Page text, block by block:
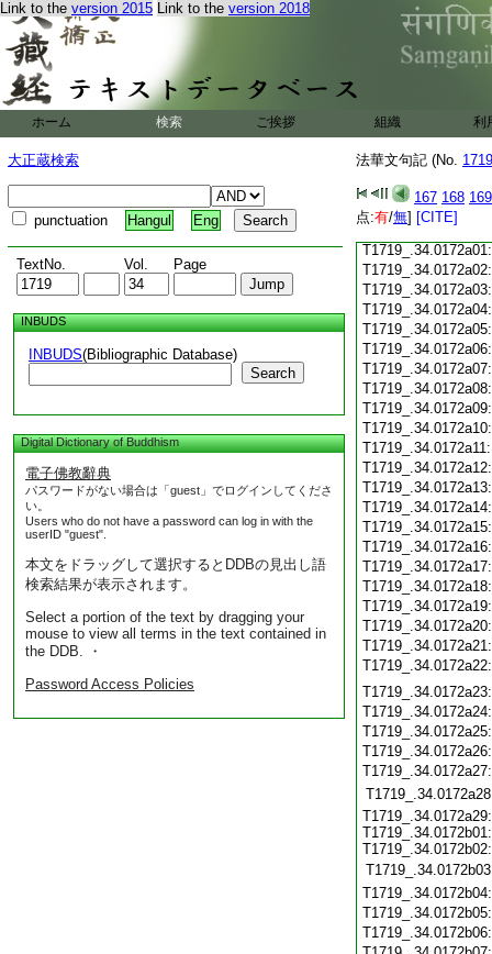
Link to the version 2015 Link to the version 2018
ホーム 検索 ご挨拶 組織 利
大正蔵検索
punctuation Hangul Eng
TextNo. Vol. Page
INBUDS
INBUDS(Bibliographic Database)
Search
Digital Dictionary of Buddhism
電子佛教辭典
パスワードがない場合は「guest」でログインしてくださ
い。
Users who do not have a password can log in with the
userID "guest".
本文をドラッグして選択するとDDBの見出し語
検索結果が表示されます。
Select a portion of the text by dragging your
mouse to view all terms in the text contained in
the DDB. ・
Password Access Policies
法華文句記 (No.
167 168 169
点:有/無] [CITE]
T1719_.34.0172a29:
T1719_.34.0172b01:
T1719_.34.0172b02: